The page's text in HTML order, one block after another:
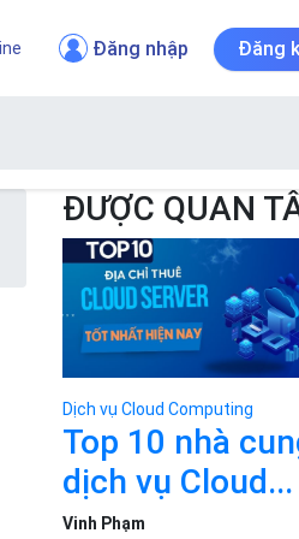
Đăng nhập Đăng
ĐƯỢC QUAN
Dịch vụ Cloud Computing
Top 10 nhà
dịch vụ Cloud...
Vinh Phạm